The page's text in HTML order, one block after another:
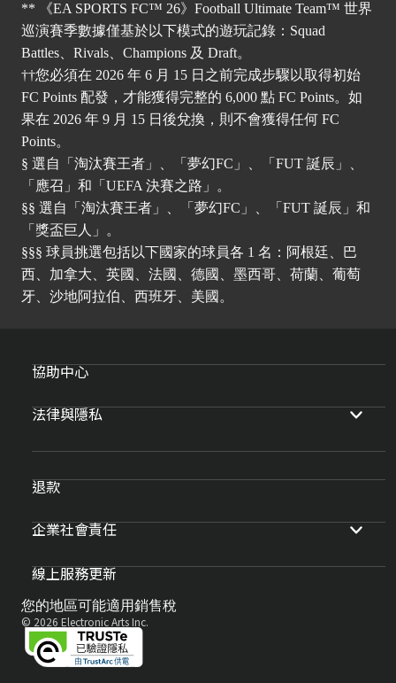
** 《EA SPORTS FC™ 26》Football Ultimate Team™ 世界
巡演賽季數據僅基於以下模式的遊玩記錄：Squad
Battles、Rivals、Champions 及 Draft。
††您必須在 2026 年 6 月 15 日之前完成步驟以取得初始
FC Points 配發，才能獲得完整的 6,000 點 FC Points。如
果在 2026 年 9 月 15 日後兌換，則不會獲得任何 FC
Points。
§ 選自「淘汰賽王者」、「夢幻FC」、「FUT 誕辰」、
「應召」和「UEFA 決賽之路」。
§§ 選自「淘汰賽王者」、「夢幻FC」、「FUT 誕辰」和
「獎盃巨人」。
§§§ 球員挑選包括以下國家的球員各 1 名：阿根廷、巴
西、加拿大、英國、法國、德國、墨西哥、荷蘭、葡萄
牙、沙地阿拉伯、西班牙、美國。
協助中心
法律與隱私
退款
企業社會責任
線上服務更新
您的地區可能適用銷售稅
© 2026 Electronic Arts Inc.